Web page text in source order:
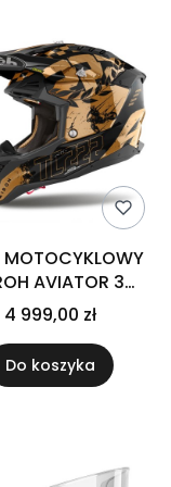
MOTOCYKLOWY
AVIATOR 3
CHROME GLOSS
4 999,00 zł
Do koszyka